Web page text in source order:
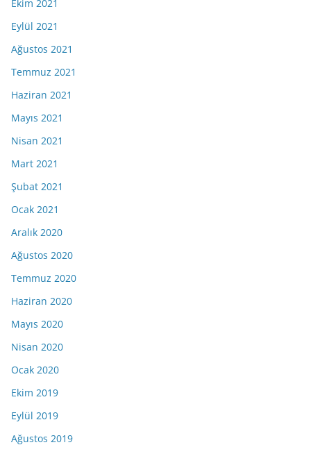
Ekim 2021
Eylül 2021
Ağustos 2021
Temmuz 2021
Haziran 2021
Mayıs 2021
Nisan 2021
Mart 2021
Şubat 2021
Ocak 2021
Aralık 2020
Ağustos 2020
Temmuz 2020
Haziran 2020
Mayıs 2020
Nisan 2020
Ocak 2020
Ekim 2019
Eylül 2019
Ağustos 2019